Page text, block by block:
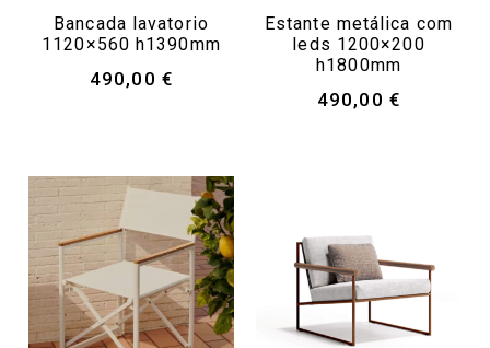
Bancada lavatorio
1120×560 h1390mm
490,00 €
Estante metálica com
leds 1200×200
h1800mm
490,00 €